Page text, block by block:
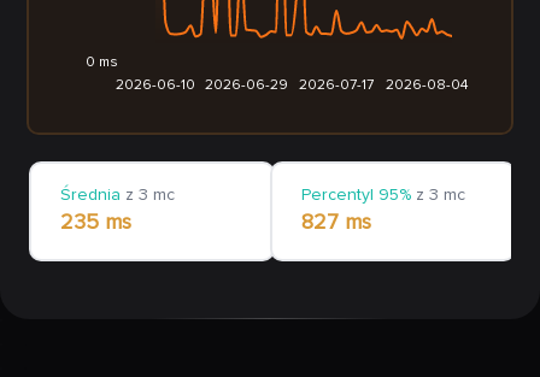
2026-06-10 2026-06-29 2026-07-17 2026-08-04
0 ms
Średnia z 3 mc
235 ms
Percentyl 95% z 3 mc
827 ms